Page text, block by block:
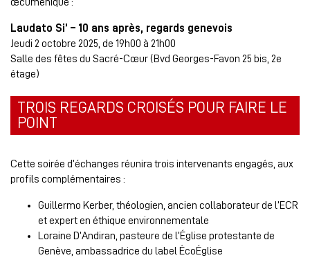
Laudato Si’ – 10 ans après, regards genevois
Jeudi 2 octobre 2025, de 19h00 à 21h00
Salle des fêtes du Sacré-Cœur (Bvd Georges-Favon 25 bis, 2e
étage)
TROIS REGARDS CROISÉS POUR FAIRE LE
POINT
Cette soirée d’échanges réunira trois intervenants engagés, aux
profils complémentaires :
Guillermo Kerber, théologien, ancien collaborateur de l’ECR
et expert en éthique environnementale
Loraine D’Andiran, pasteure de l’Église protestante de
Genève, ambassadrice du label ÉcoÉglise